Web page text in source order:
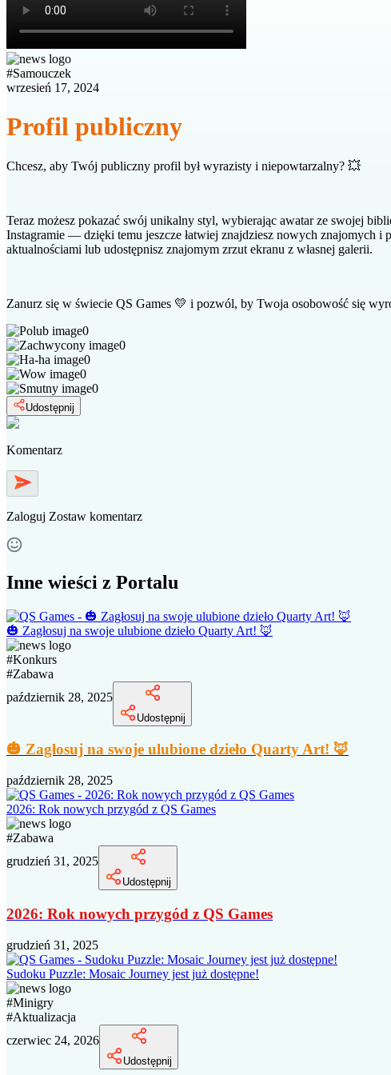
#Samouczek
wrzesień 17, 2024
Profil publiczny
Chcesz, aby Twój publiczny profil był wyrazisty i niepowtarzalny? 💥
Teraz możesz pokazać swój unikalny styl, wybierając awatar ze swojej
Instagramie — dzięki temu jeszcze łatwiej znajdziesz nowych znajomych
aktualnościami lub udostępnisz znajomym zrzut ekranu z własnej galerii.
Zanurz się w świecie QS Games 💛 i pozwól, by Twoja osobowość się
0
0
0
0
0
Udostępnij
Komentarz
Zaloguj Zostaw komentarz
Inne wieści z Portalu
🎃 Zagłosuj na swoje ulubione dzieło Quarty Art! 🦊
#Konkurs
#Zabawa
październik 28, 2025
Udostępnij
🎃 Zagłosuj na swoje ulubione dzieło Quarty Art! 🦊
październik 28, 2025
2026: Rok nowych przygód z QS Games
#Zabawa
grudzień 31, 2025
Udostępnij
2026: Rok nowych przygód z QS Games
grudzień 31, 2025
Sudoku Puzzle: Mosaic Journey jest już dostępne!
#Minigry
#Aktualizacja
czerwiec 24, 2026
Udostępnij